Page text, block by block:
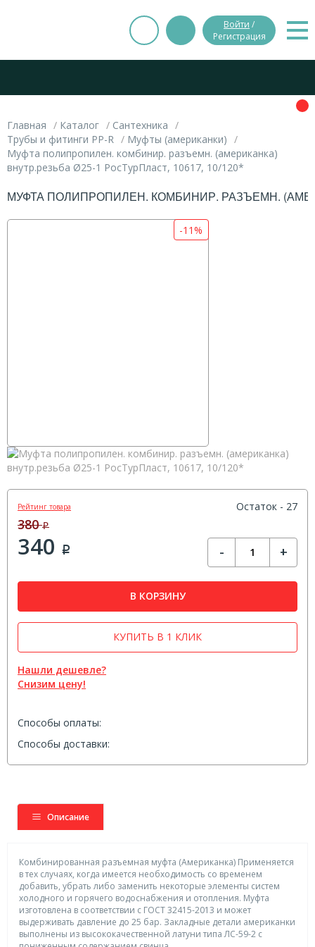
Войти /
Регистрация
Главная Каталог
Сантехника
Трубы и фитинги PP-R
Муфты (американки)
Муфта полипропилен. комбинир. разъемн. (американка)
внутр.резьба Ø25-1 РосТурПласт, 10617, 10/120*
МУФТА ПОЛИПРОПИЛЕН. КОМБИНИР. РАЗЪЕМН.
-11%
Рейтинг товара Остаток - 27
380Р
340 Р - +
В КОРЗИНУ
Нашли дешевле?
Снизим цену!
КУПИТЬ В 1 КЛИК
Способы оплаты:
Способы доставки:
Описание
Комбинированная разъемная муфта (Американка) Применяется
в тех случаях, когда имеется необходимость со временем
добавить, убрать либо заменить некоторые элементы систем
холодного и горячего водоснабжения и отопления. Муфта
изготовлена в соответствии с ГОСТ 32415-2013 и может
выдерживать давление до 25 бар. Закладные детали американки
выполнены из высококачественной латуни типа ЛС-59-2 с